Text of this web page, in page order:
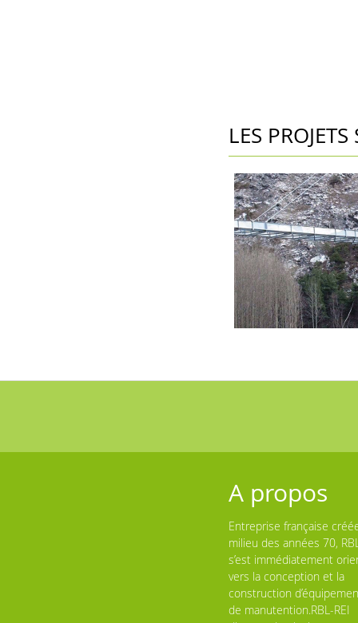
LES
A propos
Entreprise française
milieu des années 70,
s’est immédiatement
vers la conception et la
construction
de manutention.RBL-REI